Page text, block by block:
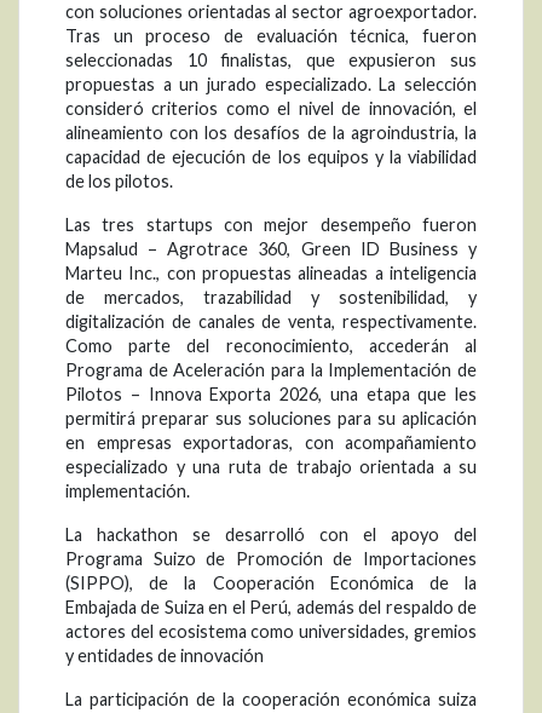
con soluciones orientadas al sector agroexportador.
Tras un proceso de evaluación técnica, fueron
seleccionadas 10 finalistas, que expusieron sus
propuestas a un jurado especializado. La selección
consideró criterios como el nivel de innovación, el
alineamiento con los desafíos de la agroindustria, la
capacidad de ejecución de los equipos y la viabilidad
de los pilotos.
Las tres startups con mejor desempeño fueron
Mapsalud – Agrotrace 360, Green ID Business y
Marteu Inc., con propuestas alineadas a inteligencia
de mercados, trazabilidad y sostenibilidad, y
digitalización de canales de venta, respectivamente.
Como parte del reconocimiento, accederán al
Programa de Aceleración para la Implementación de
Pilotos – Innova Exporta 2026, una etapa que les
permitirá preparar sus soluciones para su aplicación
en empresas exportadoras, con acompañamiento
especializado y una ruta de trabajo orientada a su
implementación.
La hackathon se desarrolló con el apoyo del
Programa Suizo de Promoción de Importaciones
(SIPPO), de la Cooperación Económica de la
Embajada de Suiza en el Perú, además del respaldo de
actores del ecosistema como universidades, gremios
y entidades de innovación
La participación de la cooperación económica suiza